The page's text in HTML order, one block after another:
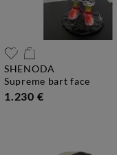
SHENODA
supreme bart face
1.230 €